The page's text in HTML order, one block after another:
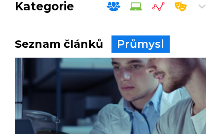
Kategorie
Společnost
Technologie
Seznam článků Průmysl